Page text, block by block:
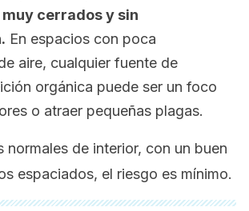
cerrados y sin
En espacios con poca
aire, cualquier fuente de
orgánica puede ser un foco
o atraer pequeñas plagas.
normales de interior, con un buen
espaciados, el riesgo es mínimo.